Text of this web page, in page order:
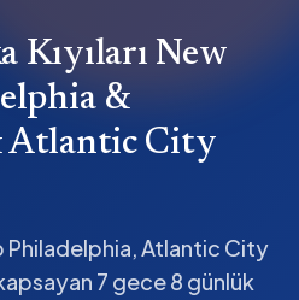
Kıyıları New
&
Atlantic City
Philadelphia, Atlantic City
7 gece 8 günlük